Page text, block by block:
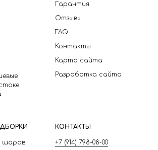
Гарантия
Отзывы
FAQ
Контакты
Карта сайта
Разработка сайта
шаров
КОНТАКТЫ
+7 (914) 798-08-00